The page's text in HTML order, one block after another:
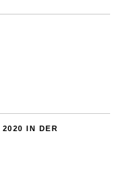
2020 IN DER